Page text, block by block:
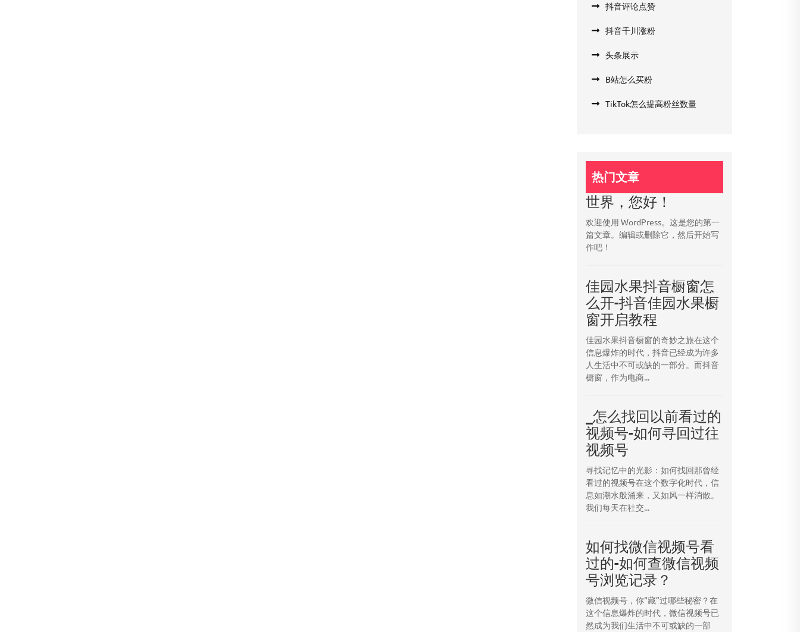
抖音评论点赞
抖音千川涨粉
头条展示
B站怎么买粉
TikTok怎么提高粉丝数量
热门文章
世界，您好！
欢迎使用 WordPress。这是您的第一
篇文章。编辑或删除它，然后开始写
作吧！
佳园水果抖音橱窗怎
么开-抖音佳园水果橱
窗开启教程
佳园水果抖音橱窗的奇妙之旅在这个
信息爆炸的时代，抖音已经成为许多
人生活中不可或缺的一部分。而抖音
橱窗，作为电商...
_怎么找回以前看过的
视频号-如何寻回过往
视频号
寻找记忆中的光影：如何找回那曾经
看过的视频号在这个数字化时代，信
息如潮水般涌来，又如风一样消散。
我们每天在社交...
如何找微信视频号看
过的-如何查微信视频
号浏览记录？
微信视频号，你“藏”过哪些秘密？在
这个信息爆炸的时代，微信视频号已
然成为我们生活中不可或缺的一部